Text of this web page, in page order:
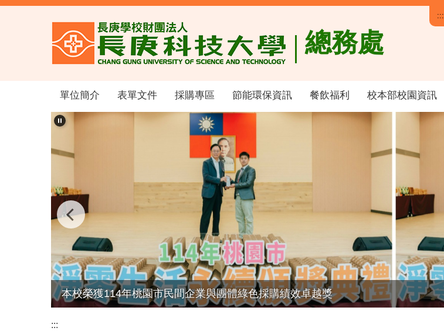
跳
總務處
:::
單位簡介 表單文件 採購專區 節能環保資訊 餐飲福利 校本部校園資訊
本校榮獲114年桃園市民間企業與團體綠色採購績效卓越獎
:::